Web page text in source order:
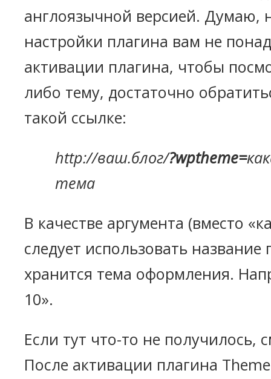
англоязычной версией. Думаю,
настройки плагина вам не
активации плагина, чтобы
либо тему, достаточно
такой ссылке:
http://ваш.блог/?wptheme=
тема
В качестве аргумента (вместо
следует использовать
хранится тема оформления.
10».
Если тут что-то не получилось,
После активации плагина